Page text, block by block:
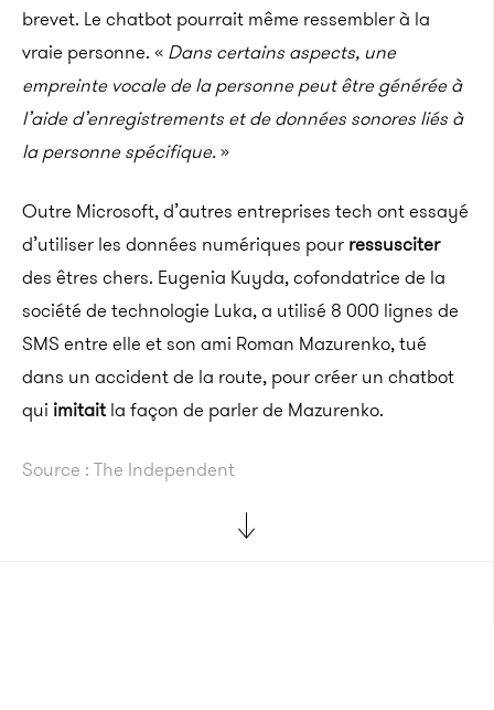
brevet. Le chatbot pourrait même ressembler à la
vraie personne. « Dans certains aspects, une
empreinte vocale de la personne peut être générée à
l’aide d’enregistrements et de données sonores liés à
la personne spécifique.»
Outre Microsoft, d’autres entreprises tech ont essayé
d’utiliser les données numériques pour ressusciter
des êtres chers. Eugenia Kuyda, cofondatrice de la
société de technologie Luka, a utilisé 8 000 lignes de
SMS entre elle et son ami Roman Mazurenko, tué
dans un accident de la route, pour créer un chatbot
qui imitait la façon de parler de Mazurenko.
Source : The Independent